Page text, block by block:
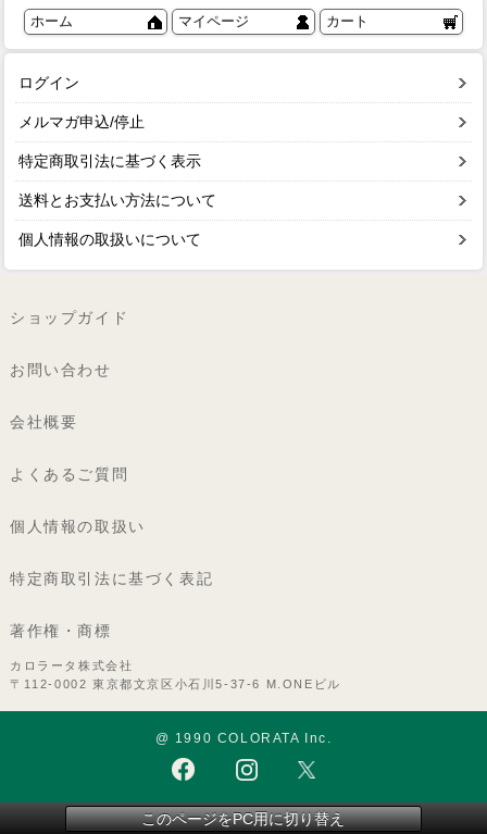
ホーム マイページ カート
ログイン
メルマガ申込/停止
特定商取引法に基づく表示
送料とお支払い方法について
個人情報の取扱いについて
ショップガイド
お問い合わせ
会社概要
よくあるご質問
個人情報の取扱い
特定商取引法に基づく表記
著作権・商標
カロラータ株式会社
〒112-0002 東京都文京区小石川5-37-6 M.ONEビル
@ 1990 COLORATA Inc.
このページをPC用に切り替え